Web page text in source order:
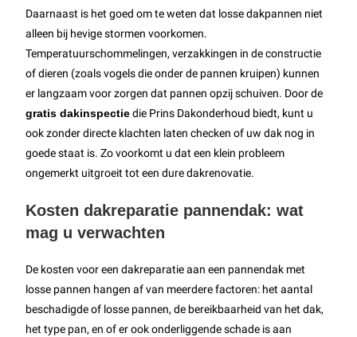
Daarnaast is het goed om te weten dat losse dakpannen niet
alleen bij hevige stormen voorkomen.
Temperatuurschommelingen, verzakkingen in de constructie
of dieren (zoals vogels die onder de pannen kruipen) kunnen
er langzaam voor zorgen dat pannen opzij schuiven. Door de
gratis dakinspectiedie Prins Dakonderhoud biedt, kunt u
ook zonder directe klachten laten checken of uw dak nog in
goede staat is. Zo voorkomt u dat een klein probleem
ongemerkt uitgroeit tot een dure dakrenovatie.
Kosten dakreparatie pannendak: wat
mag u verwachten
De kosten voor een dakreparatie aan een pannendak met
losse pannen hangen af van meerdere factoren: het aantal
beschadigde of losse pannen, de bereikbaarheid van het dak,
het type pan, en of er ook onderliggende schade is aan